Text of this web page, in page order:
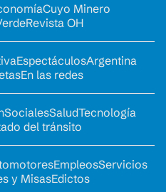
Cuyo Minero
Revista OH
EspectáculosArgentina
En las redes
SocialesSaludTecnología
del tránsito
EmpleosServicios
y MisasEdictos